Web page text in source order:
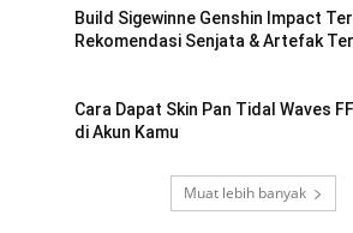
Build Sigewinne Genshin Impact
Rekomendasi Senjata & Artefak
Cara Dapat Skin Pan Tidal Waves
di Akun Kamu
Muat lebih banyak